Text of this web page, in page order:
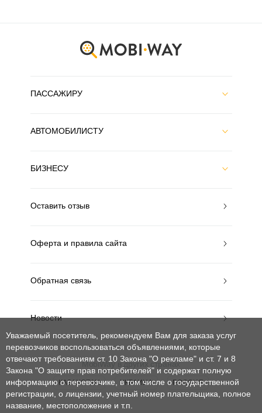
ПАССАЖИРУ
АВТОМОБИЛИСТУ
БИЗНЕСУ
Оставить отзыв
Оферта и правила сайта
Обратная связь
Новости
MobiWay в других странах
КАЗАХСТАН УКРАИНА РОССИЯ
Уважаемый посетитель, рекомендуем Вам для заказа услуг
перевозчиков воспользоваться объявлениями, которые
отвечают требованиям ст. 10 Закона "О рекламе" и ст. 7 и 8
Закона "О защите прав потребителей" и содержат полную
информацию о перевозчике, в том числе о государственной
регистрации, о лицензии, учетный номер плательщика, полное
название, местоположение и т.п.